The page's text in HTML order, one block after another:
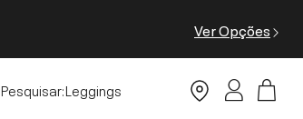
Ver Opções
Pesquisar:
Tops
Leggings